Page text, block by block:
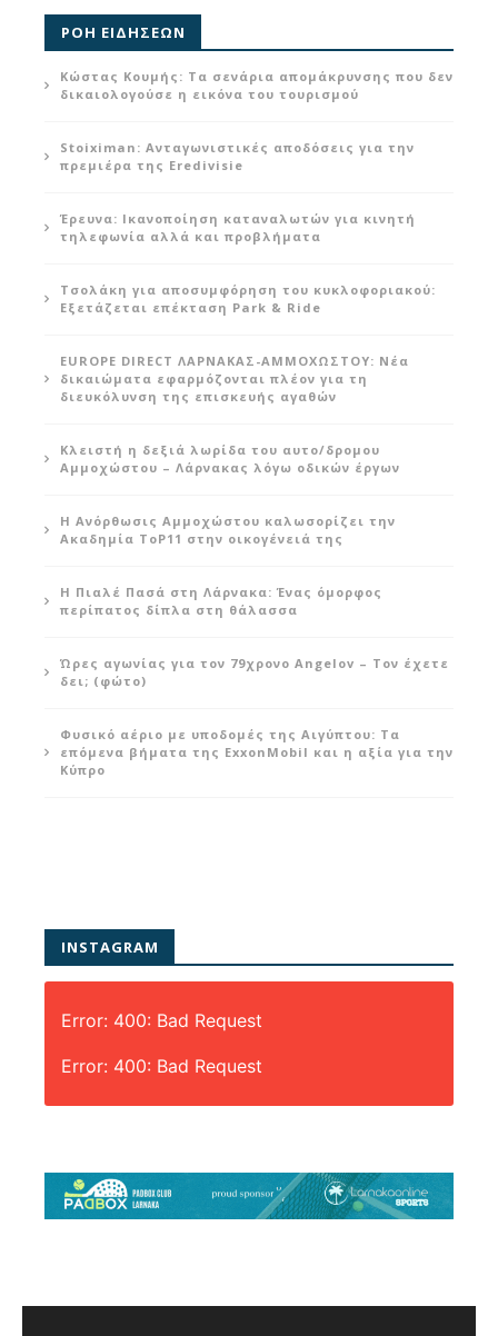
ΡΟΗ ΕΙΔΗΣΕΩΝ
Κώστας Κουμής: Τα σενάρια απομάκρυνσης που δεν
δικαιολογούσε η εικόνα του τουρισμού
Stoiximan: Ανταγωνιστικές αποδόσεις για την
πρεμιέρα της Eredivisie
Έρευνα: Ικανοποίηση καταναλωτών για κινητή
τηλεφωνία αλλά και προβλήματα
Τσολάκη για αποσυμφόρηση του κυκλοφοριακού:
Εξετάζεται επέκταση Park & Ride
EUROPE DIRECT ΛΑΡΝΑΚΑΣ-ΑΜΜΟΧΩΣΤΟΥ: Νέα
δικαιώματα εφαρμόζονται πλέον για τη
διευκόλυνση της επισκευής αγαθών
Κλειστή η δεξιά λωρίδα του αυτο/δρομου
Αμμοχώστου – Λάρνακας λόγω οδικών έργων
Η Ανόρθωσις Αμμοχώστου καλωσορίζει την
Ακαδημία ToP11 στην οικογένειά της
Η Πιαλέ Πασά στη Λάρνακα: Ένας όμορφος
περίπατος δίπλα στη θάλασσα
Ώρες αγωνίας για τον 79χρονο Angelov – Τον έχετε
δει; (φώτο)
Φυσικό αέριο με υποδομές της Αιγύπτου: Τα
επόμενα βήματα της ExxonMobil και η αξία για την
Κύπρο
INSTAGRAM
Error: 400: Bad Request
Error: 400: Bad Request